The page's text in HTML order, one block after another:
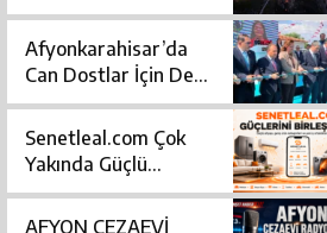
Afyonkarahisar’da
Can Dostlar İçin Dev
Yatırım: Modern
Bakım ve
Rehabilitasyon
Merkezi Açıldı
Senetleal.com Çok
Yakında Güçlü
Altyapısıyla Yayında
AFYON CEZAEVİ